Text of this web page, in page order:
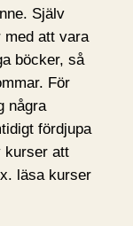
Själv
med att vara
böcker, så
För
några
fördjupa
kurser att
läsa kurser